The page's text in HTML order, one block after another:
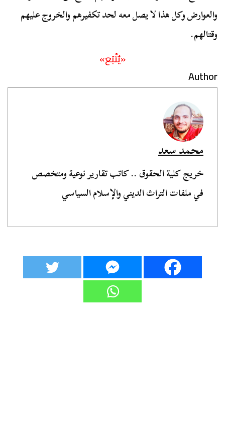
والعوارض وكل هذا لا يصل معه لحد تكفيرهم والخروج عليهم
وقتالهم.
«يُتْبَع»
Author
محمد سعد
خريج كلية الحقوق .. كاتب تقارير نوعية ومتخصص
في ملفات التراث الديني والإسلام السياسي